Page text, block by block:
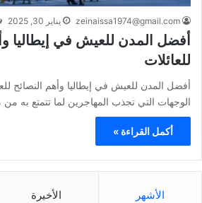
zeinaissa1974@gmail.com يناير 30, 2025
أفضل المدن للعيش في إيطاليا
للعائلات
أفضل المدن للعيش في إيطاليا وأهم النصائح
الوجهات التي تجذب المهاجرين لما تتمتع به
أكمل القراءة »
الأشهر الأخيرة